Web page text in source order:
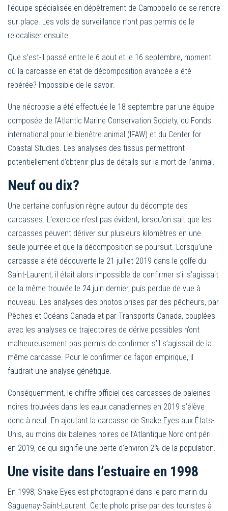
l’équipe spécialisée en dépêtrement de Campobello de se rendre
sur place. Les vols de surveillance n’ont pas permis de le
relocaliser ensuite.
Que s’est-il passé entre le 6 aout et le 16 septembre, moment
où la carcasse en état de décomposition avancée a été
repérée? Impossible de le savoir.
Une nécropsie a été effectuée le 18 septembre par une équipe
composée de l’Atlantic Marine Conservation Society, du Fonds
international pour le bienêtre animal (IFAW) et du Center for
Coastal Studies. Les analyses des tissus permettront
potentiellement d’obtenir plus de détails sur la mort de l’animal.
Neuf ou dix?
Une certaine confusion règne autour du décompte des
carcasses. L’exercice n’est pas évident, lorsqu’on sait que les
carcasses peuvent dériver sur plusieurs kilomètres en une
seule journée et que la décomposition se poursuit. Lorsqu’une
carcasse a été découverte le 21 juillet 2019 dans le golfe du
Saint-Laurent, il était alors impossible de confirmer s’il s’agissait
de la même trouvée le 24 juin dernier, puis perdue de vue à
nouveau. Les analyses des photos prises par des pêcheurs, par
Pêches et Océans Canada et par Transports Canada, couplées
avec les analyses de trajectoires de dérive possibles n’ont
malheureusement pas permis de confirmer s’il s’agissait de la
même carcasse. Pour le confirmer de façon empirique, il
faudrait une analyse génétique.
Conséquemment, le chiffre officiel des carcasses de baleines
noires trouvées dans les eaux canadiennes en 2019 s’élève
donc à neuf. En ajoutant la carcasse de Snake Eyes aux États-
Unis, au moins dix baleines noires de l’Atlantique Nord ont péri
en 2019, ce qui signifie une perte d’environ 2% de la population.
Une visite dans l’estuaire en 1998
En 1998, Snake Eyes est photographié dans le parc marin du
Saguenay-Saint-Laurent. Cette photo prise par des touristes à